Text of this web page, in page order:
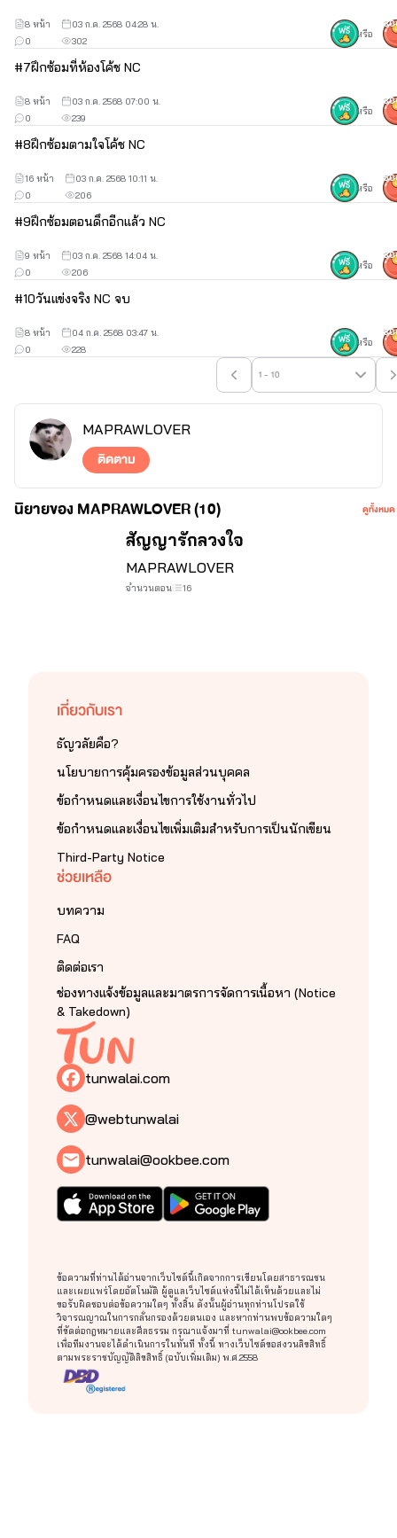
302
0
8 หน้า
03 ก.ค. 2568 04:28 น.
หรือ
#7ฝึกซ้อมที่ห้องโค้ช NC
239
0
8 หน้า
03 ก.ค. 2568 07:00 น.
หรือ
#8ฝึกซ้อมตามใจโค้ช NC
206
0
16 หน้า
03 ก.ค. 2568 10:11 น.
หรือ
#9ฝึกซ้อมตอนดึกอีกแล้ว NC
206
0
9 หน้า
03 ก.ค. 2568 14:04 น.
หรือ
#10วันแข่งจริง NC จบ
228
0
8 หน้า
04 ก.ค. 2568 03:47 น.
หรือ
1 - 10
MAPRAWLOVER
ติดตาม
นิยายของ MAPRAWLOVER (10) ดูทั้งหมด
สัญญารักลวงใจ
MAPRAWLOVER
จำนวนตอน 16
เกี่ยวกับเรา
ธัญวลัยคือ?
นโยบายการคุ้มครองข้อมูลส่วนบุคคล
ข้อกำหนดและเงื่อนไขการใช้งานทั่วไป
ข้อกำหนดและเงื่อนไขเพิ่มเติมสำหรับการเป็นนักเขียน
Third-Party Notice
ช่วยเหลือ
บทความ
FAQ
ติดต่อเรา
ช่องทางแจ้งข้อมูลและมาตรการจัดการเนื้อหา (Notice
& Takedown)
tunwalai.com
@webtunwalai
tunwalai@ookbee.com
ข้อความที่ท่านได้อ่านจากเว็บไซต์นี้เกิดจากการเขียนโดยสาธารณชน
และเผยแพร่โดยอัตโนมัติ ผู้ดูแลเว็บไซต์แห่งนี้ไม่ได้เห็นด้วยและไม่
ขอรับผิดชอบต่อข้อความใดๆ ทั้งสิ้น ดังนั้นผู้อ่านทุกท่านโปรดใช้
วิจารณญาณในการกลั่นกรองด้วยตนเอง และหากท่านพบข้อความใดๆ
ที่ขัดต่อกฎหมายและศีลธรรม กรุณาแจ้งมาที่ tunwalai@ookbee.com
เพื่อทีมงานจะได้ดำเนินการในทันที ทั้งนี้ ทางเว็บไซต์ขอสงวนลิขสิทธิ์
ตามพระราชบัญญัติลิขสิทธิ์ (ฉบับเพิ่มเติม) พ.ศ.2558